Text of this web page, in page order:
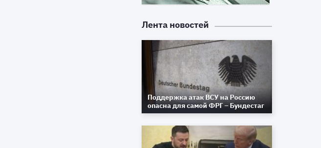
Лента новостей
Поддержка атак ВСУ на Россию
опасна для самой ФРГ – Бундестаг